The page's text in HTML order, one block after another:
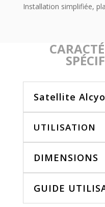
Installation simplifiée,
Satellite
UTILISATION
DIMENSIONS
GUIDE